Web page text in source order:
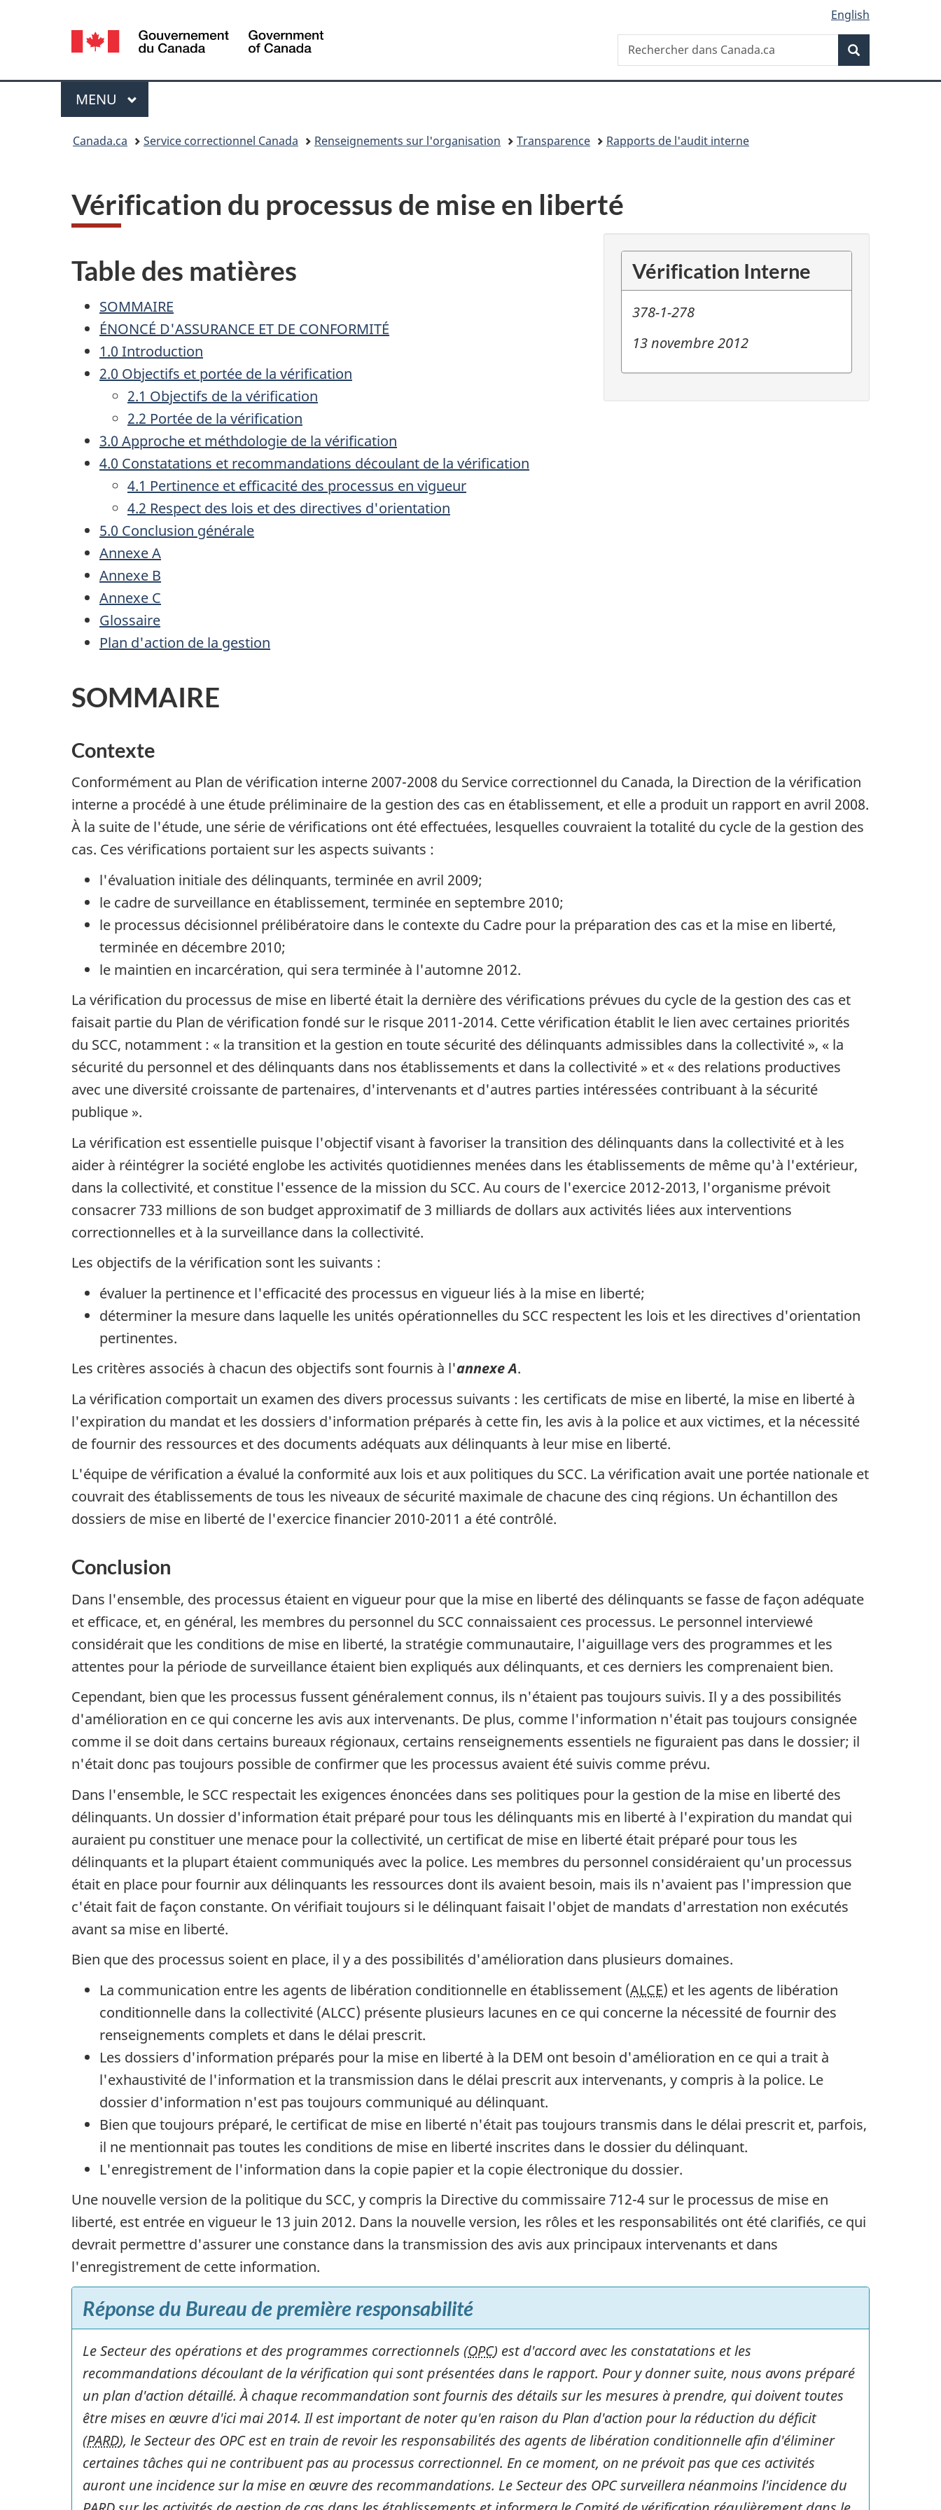
sujet
HTML
Sélection
de
la
langue
English
Canada
Recherche
Rechercher
dans
Menu
MENU PRINCIPAL
Canada.ca Service correctionnel Canada Renseignements sur l'organisation Transparence Rapports de l'audit interne
Vérification du processus de mise en liberté
Vérification Interne
378-1-278
13 novembre 2012
Table des matières
SOMMAIRE
ÉNONCÉ D'ASSURANCE ET DE CONFORMITÉ
1.0 Introduction
2.0 Objectifs et portée de la vérification
2.1 Objectifs de la vérification
2.2 Portée de la vérification
3.0 Approche et méthdologie de la vérification
4.0 Constatations et recommandations découlant de la vérification
4.1 Pertinence et efficacité des processus en vigueur
4.2 Respect des lois et des directives d'orientation
5.0 Conclusion générale
Annexe A
Annexe B
Annexe C
Glossaire
Plan d'action de la gestion
SOMMAIRE
Contexte
Conformément au Plan de vérification interne 2007-2008 du Service correctionnel du Canada, la Direction de la vérification
interne a procédé à une étude préliminaire de la gestion des cas en établissement, et elle a produit un rapport en avril 2008.
À la suite de l'étude, une série de vérifications ont été effectuées, lesquelles couvraient la totalité du cycle de la gestion des
cas. Ces vérifications portaient sur les aspects suivants :
l'évaluation initiale des délinquants, terminée en avril 2009;
le cadre de surveillance en établissement, terminée en septembre 2010;
le processus décisionnel prélibératoire dans le contexte du Cadre pour la préparation des cas et la mise en liberté,
terminée en décembre 2010;
le maintien en incarcération, qui sera terminée à l'automne 2012.
La vérification du processus de mise en liberté était la dernière des vérifications prévues du cycle de la gestion des cas et
faisait partie du Plan de vérification fondé sur le risque 2011-2014. Cette vérification établit le lien avec certaines priorités
du SCC, notamment : « la transition et la gestion en toute sécurité des délinquants admissibles dans la collectivité », « la
sécurité du personnel et des délinquants dans nos établissements et dans la collectivité » et « des relations productives
avec une diversité croissante de partenaires, d'intervenants et d'autres parties intéressées contribuant à la sécurité
publique ».
La vérification est essentielle puisque l'objectif visant à favoriser la transition des délinquants dans la collectivité et à les
aider à réintégrer la société englobe les activités quotidiennes menées dans les établissements de même qu'à l'extérieur,
dans la collectivité, et constitue l'essence de la mission du SCC. Au cours de l'exercice 2012-2013, l'organisme prévoit
consacrer 733 millions de son budget approximatif de 3 milliards de dollars aux activités liées aux interventions
correctionnelles et à la surveillance dans la collectivité.
Les objectifs de la vérification sont les suivants :
évaluer la pertinence et l'efficacité des processus en vigueur liés à la mise en liberté;
déterminer la mesure dans laquelle les unités opérationnelles du SCC respectent les lois et les directives d'orientation
pertinentes.
Les critères associés à chacun des objectifs sont fournis à l'annexe A.
La vérification comportait un examen des divers processus suivants : les certificats de mise en liberté, la mise en liberté à
l'expiration du mandat et les dossiers d'information préparés à cette fin, les avis à la police et aux victimes, et la nécessité
de fournir des ressources et des documents adéquats aux délinquants à leur mise en liberté.
L'équipe de vérification a évalué la conformité aux lois et aux politiques du SCC. La vérification avait une portée nationale et
couvrait des établissements de tous les niveaux de sécurité maximale de chacune des cinq régions. Un échantillon des
dossiers de mise en liberté de l'exercice financier 2010-2011 a été contrôlé.
Conclusion
Dans l'ensemble, des processus étaient en vigueur pour que la mise en liberté des délinquants se fasse de façon adéquate
et efficace, et, en général, les membres du personnel du SCC connaissaient ces processus. Le personnel interviewé
considérait que les conditions de mise en liberté, la stratégie communautaire, l'aiguillage vers des programmes et les
attentes pour la période de surveillance étaient bien expliqués aux délinquants, et ces derniers les comprenaient bien.
Cependant, bien que les processus fussent généralement connus, ils n'étaient pas toujours suivis. Il y a des possibilités
d'amélioration en ce qui concerne les avis aux intervenants. De plus, comme l'information n'était pas toujours consignée
comme il se doit dans certains bureaux régionaux, certains renseignements essentiels ne figuraient pas dans le dossier; il
n'était donc pas toujours possible de confirmer que les processus avaient été suivis comme prévu.
Dans l'ensemble, le SCC respectait les exigences énoncées dans ses politiques pour la gestion de la mise en liberté des
délinquants. Un dossier d'information était préparé pour tous les délinquants mis en liberté à l'expiration du mandat qui
auraient pu constituer une menace pour la collectivité, un certificat de mise en liberté était préparé pour tous les
délinquants et la plupart étaient communiqués avec la police. Les membres du personnel considéraient qu'un processus
était en place pour fournir aux délinquants les ressources dont ils avaient besoin, mais ils n'avaient pas l'impression que
c'était fait de façon constante. On vérifiait toujours si le délinquant faisait l'objet de mandats d'arrestation non exécutés
avant sa mise en liberté.
Bien que des processus soient en place, il y a des possibilités d'amélioration dans plusieurs domaines.
La communication entre les agents de libération conditionnelle en établissement (ALCE) et les agents de libération
conditionnelle dans la collectivité (ALCC) présente plusieurs lacunes en ce qui concerne la nécessité de fournir des
renseignements complets et dans le délai prescrit.
Les dossiers d'information préparés pour la mise en liberté à la DEM ont besoin d'amélioration en ce qui a trait à
l'exhaustivité de l'information et la transmission dans le délai prescrit aux intervenants, y compris à la police. Le
dossier d'information n'est pas toujours communiqué au délinquant.
Bien que toujours préparé, le certificat de mise en liberté n'était pas toujours transmis dans le délai prescrit et, parfois,
il ne mentionnait pas toutes les conditions de mise en liberté inscrites dans le dossier du délinquant.
L'enregistrement de l'information dans la copie papier et la copie électronique du dossier.
Une nouvelle version de la politique du SCC, y compris la Directive du commissaire 712-4 sur le processus de mise en
liberté, est entrée en vigueur le 13 juin 2012. Dans la nouvelle version, les rôles et les responsabilités ont été clarifiés, ce qui
devrait permettre d'assurer une constance dans la transmission des avis aux principaux intervenants et dans
l'enregistrement de cette information.
Réponse du Bureau de première responsabilité
Le Secteur des opérations et des programmes correctionnels (OPC) est d'accord avec les constatations et les
recommandations découlant de la vérification qui sont présentées dans le rapport. Pour y donner suite, nous avons préparé
un plan d'action détaillé. À chaque recommandation sont fournis des détails sur les mesures à prendre, qui doivent toutes
être mises en œuvre d'ici mai 2014. Il est important de noter qu'en raison du Plan d'action pour la réduction du déficit
(PARD), le Secteur des OPCest en train de revoir les responsabilités des agents de libération conditionnelle afin d'éliminer
certaines tâches qui ne contribuent pas au processus correctionnel. En ce moment, on ne prévoit pas que ces activités
auront une incidence sur la mise en œuvre des recommandations. Le Secteur des OPCsurveillera néanmoins l'incidence du